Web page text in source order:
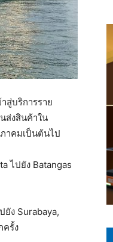
สู่บริการราย
ส่งสินค้าใน
าคมเป็นต้นไป
ไปยัง Batangas
ยัง Surabaya,
ครั้ง